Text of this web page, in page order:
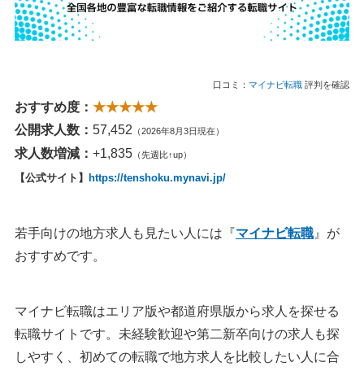
口コミ： マイナビ転職 評判を確認
おすすめ度： ★★★★★
公開求人数： 57,452 （2026年8月3日現在）
求人数増減： +1,835 （先週比↑up）
【公式サイト】 https://tenshoku.mynavi.jp/
若手向けの地方求人も見たい人には『マイナビ転職 』が
おすすめです。
マイナビ転職はエリア版や都道府県版から求人を探せる
転職サイトです。未経験歓迎や第二新卒向けの求人も探
しやすく、初めての転職で地方求人を比較したい人に合